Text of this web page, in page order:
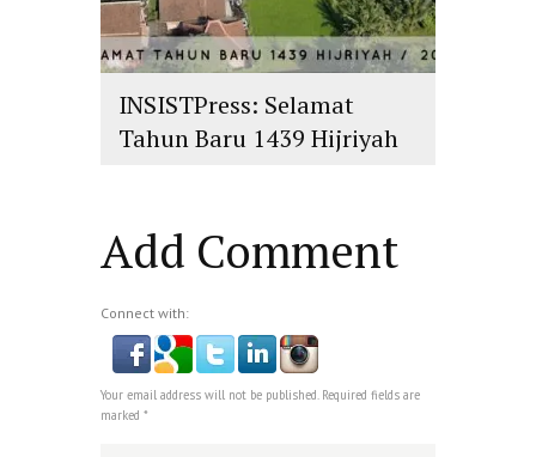
INSISTPress: Selamat
Tahun Baru 1439 Hijriyah
Add Comment
Connect with:
Your email address will not be published. Required fields are
marked *